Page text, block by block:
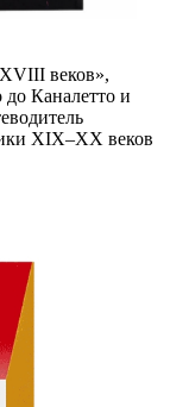
веков»,
Каналетто и
XIX–XX веков